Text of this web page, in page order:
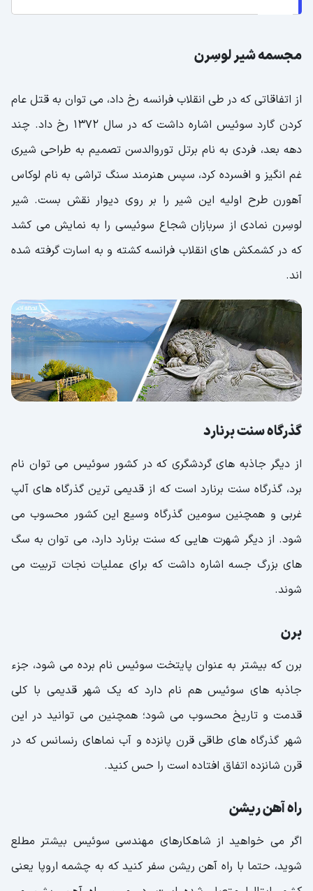
مجسمه شیر لوسِرن
از اتفاقاتی که در طی انقلاب فرانسه رخ داد، می توان به قتل عام
کردن گارد سوئیس اشاره داشت که در سال 1372 رخ داد. چند
دهه بعد، فردی به نام برتل توروالدسن تصمیم به طراحی شیری
غم انگیز و افسرده کرد، سپس هنرمند سنگ تراشی به نام لوکاس
آهورن طرح اولیه این شیر را بر روی دیوار نقش بست. شیر
لوسِرن نمادی از سربازان شجاع سوئیسی را به نمایش می کشد
که در کشمکش های انقلاب فرانسه کشته و به اسارت گرفته شده
اند.
گذرگاه سنت برنارد
از دیگر جاذبه های گردشگری که در کشور سوئیس می توان نام
برد، گذرگاه سنت برنارد است که از قدیمی ترین گذرگاه های آلپ
غربی و همچنین سومین گذرگاه وسیع این کشور محسوب می
شود. از دیگر شهرت هایی که سنت برنارد دارد، می توان به سگ
های بزرگ جسه اشاره داشت که برای عملیات نجات تربیت می
شوند.
برن
برن که بیشتر به عنوان پایتخت سوئیس نام برده می شود، جزء
جاذبه های سوئیس هم نام دارد که یک شهر قدیمی با کلی
قدمت و تاریخ محسوب می شود؛ همچنین می توانید در این
شهر گذرگاه های طاقی قرن پانزده و آب نماهای رنسانس که در
قرن شانزده اتفاق افتاده است را حس کنید.
راه آهن ریشن
اگر می خواهید از شاهکارهای مهندسی سوئیس بیشتر مطلع
شوید، حتما با راه آهن ریشن سفر کنید که به چشمه اروپا یعنی